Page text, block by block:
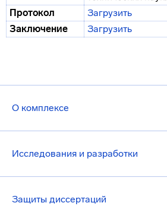
О комплексе
Исследования и разработки
Защиты диссертаций
Протокол
Загрузить
Заключение
Загрузить